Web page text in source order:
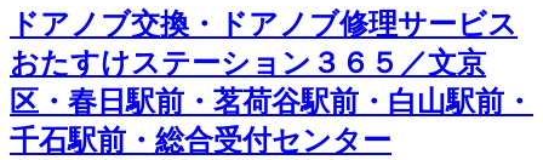
ドアノブ交換・ドアノブ修理サービス
おたすけステーション３６５／文京
区・春日駅前・茗荷谷駅前・白山駅前・
千石駅前・総合受付センター